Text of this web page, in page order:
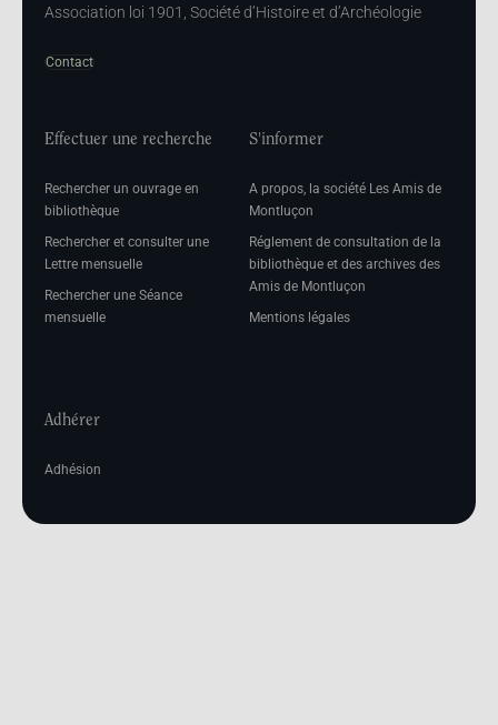
Association loi 1901, Société d’Histoire et d’Archéologie
Contact
Effectuer une recherche
Rechercher un ouvrage en
bibliothèque
Rechercher et consulter une
Lettre mensuelle
Rechercher une Séance
mensuelle
S'informer
A propos, la société Les Amis de
Montluçon
Réglement de consultation de la
bibliothèque et des archives des
Amis de Montluçon
Mentions légales
Adhérer
Adhésion